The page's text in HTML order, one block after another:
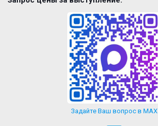
Задайте Ваш вопрос в MAX